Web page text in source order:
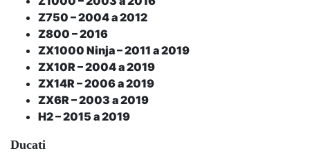
Z750 – 2004 a 2012
Z800 – 2016
ZX1000 Ninja – 2011 a 2019
ZX10R – 2004 a 2019
ZX14R – 2006 a 2019
ZX6R – 2003 a 2019
H2 – 2015 a 2019
Ducati